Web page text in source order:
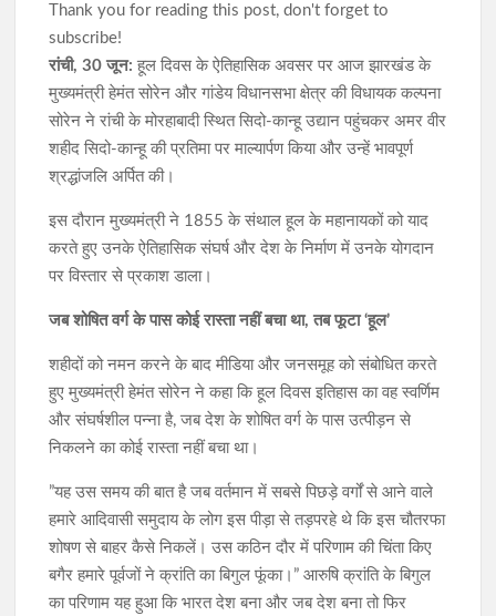
Thank you for reading this post, don't forget to
subscribe!
रांची, 30 जून: हूल दिवस के ऐतिहासिक अवसर पर आज झारखंड के
मुख्यमंत्री हेमंत सोरेन और गांडेय विधानसभा क्षेत्र की विधायक कल्पना
सोरेन ने रांची के मोरहाबादी स्थित सिदो-कान्हू उद्यान पहुंचकर अमर वीर
शहीद सिदो-कान्हू की प्रतिमा पर माल्यार्पण किया और उन्हें भावपूर्ण
श्रद्धांजलि अर्पित की।
​इस दौरान मुख्यमंत्री ने 1855 के संथाल हूल के महानायकों को याद
करते हुए उनके ऐतिहासिक संघर्ष और देश के निर्माण में उनके योगदान
पर विस्तार से प्रकाश डाला।
​जब शोषित वर्ग के पास कोई रास्ता नहीं बचा था, तब फूटा ‘हूल’
​शहीदों को नमन करने के बाद मीडिया और जनसमूह को संबोधित करते
हुए मुख्यमंत्री हेमंत सोरेन ने कहा कि हूल दिवस इतिहास का वह स्वर्णिम
और संघर्षशील पन्ना है, जब देश के शोषित वर्ग के पास उत्पीड़न से
निकलने का कोई रास्ता नहीं बचा था।
​”यह उस समय की बात है जब वर्तमान में सबसे पिछड़े वर्गों से आने वाले
हमारे आदिवासी समुदाय के लोग इस पीड़ा से तड़परहे थे कि इस चौतरफा
शोषण से बाहर कैसे निकलें। उस कठिन दौर में परिणाम की चिंता किए
बगैर हमारे पूर्वजों ने क्रांति का बिगुल फूंका।” आरुषि क्रांति के बिगुल
का परिणाम यह हुआ कि भारत देश बना और जब देश बना तो फिर